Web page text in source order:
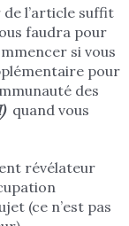
l’article suffit
faudra pour
si vous
pour
des
)quand vous
révélateur
(ce n’est pas